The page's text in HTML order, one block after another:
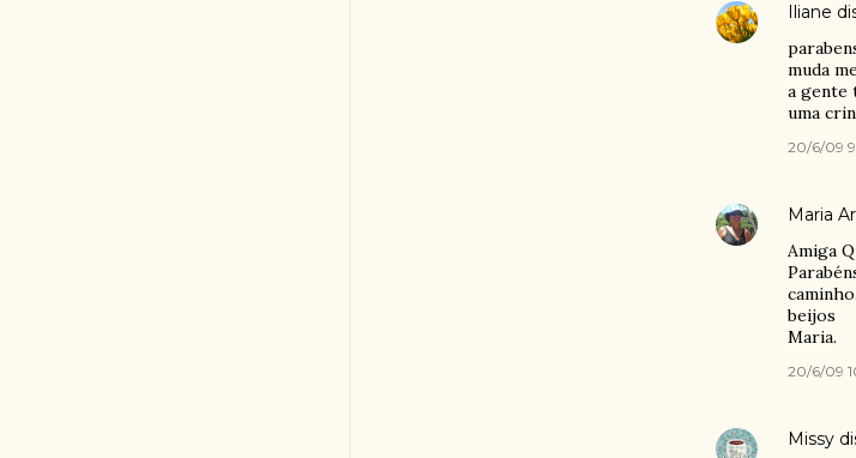
Iliane
muda
a gente
uma
20/6/09
Maria
Amiga
beijos
Maria.
20/6/09
Missy